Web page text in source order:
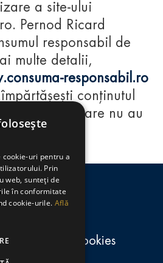
și cookies
a site-ului
Pernod Ricard
responsabil de
multe detalii,
responsabil.ro
conținutul
persoane care nu au
18 ani.
uri pentru a
Prin
web, sunteți de
în conformitate
cookie-urile. Află